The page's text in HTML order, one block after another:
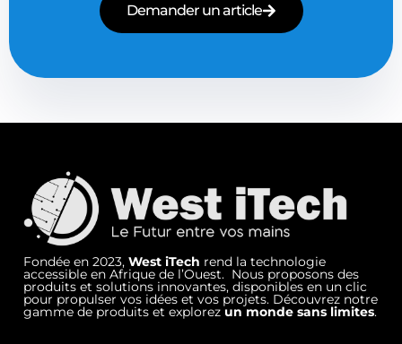
Demander un article
Fondée en 2023, West iTech rend la technologie
accessible en Afrique de l’Ouest. Nous proposons des
produits et solutions innovantes, disponibles en un clic
pour propulser vos idées et vos projets. Découvrez notre
gamme de produits et explorezun monde sans limites.